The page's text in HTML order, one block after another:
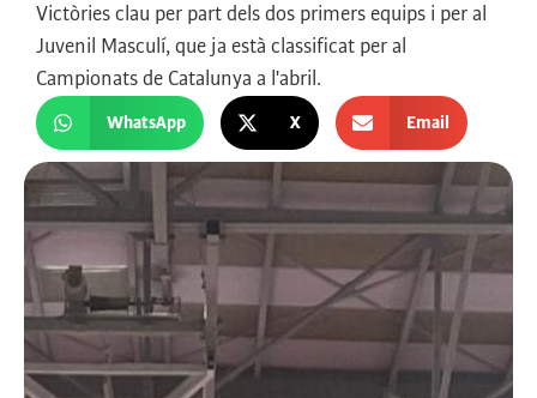
Victòries clau per part dels dos primers equips i per al
Juvenil Masculí, que ja està classificat per al
Campionats de Catalunya a l'abril.
WhatsApp X Email